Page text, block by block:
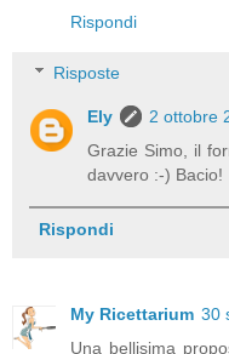
Rispondi
Risposte
Ely
2 ottobre
Grazie Simo, il
davvero :-) Bacio!
Rispondi
My Ricettarium 30
Una bellisima